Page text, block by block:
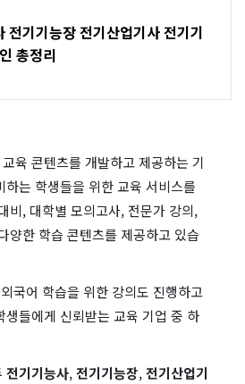
전기기능장 전기산업기사 전기기
총정리
육 콘텐츠를 개발하고 제공하는 기
하는 학생들을 위한 교육 서비스를
비, 대학별 모의고사, 전문가 강의,
양한 학습 콘텐츠를 제공하고 있습
국어 학습을 위한 강의도 진행하고
생들에게 신뢰받는 교육 기업 중 하
전기기능사,전기기능장,전기산업기